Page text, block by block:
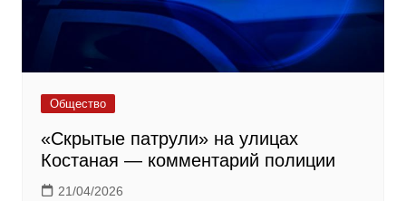
Общество
«Скрытые патрули» на улицах
Костаная — комментарий полиции
21/04/2026